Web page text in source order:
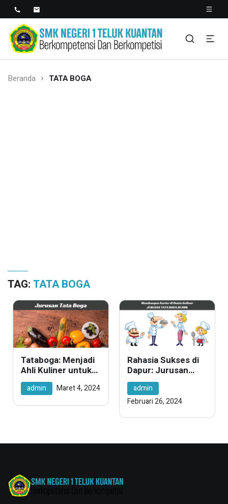
SMK NEGERI 1 TELUK
KUANTAN
Berkopetensi Dan Berkompetisi
Beranda TATA BOGA
TAG:TATA BOGA
Tataboga: Menjadi
Ahli Kuliner untuk
Masa Depan yang
Lebih Cerah
admin Maret 4, 2024
Rahasia Sukses di
Dapur: Jurusan
Tata Boga di SMK –
Pintu Masuk
Menuju Karier
Mendunia!
admin
Februari 26, 2024